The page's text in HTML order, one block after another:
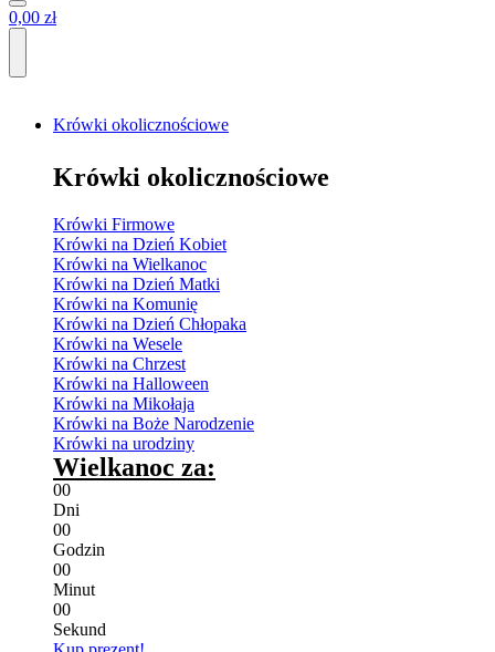
0,00 zł
Krówki okolicznościowe
Krówki okolicznościowe
Krówki Firmowe
Krówki na Dzień Kobiet
Krówki na Wielkanoc
Krówki na Dzień Matki
Krówki na Komunię
Krówki na Dzień Chłopaka
Krówki na Wesele
Krówki na Chrzest
Krówki na Halloween
Krówki na Mikołaja
Krówki na Boże Narodzenie
Krówki na urodziny
Wielkanoc za:
00
Dni
00
Godzin
00
Minut
00
Sekund